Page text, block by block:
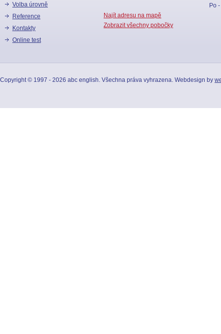
Volba úrovně
reference
kontakty
online test
Najít adresu na mapě
Zobrazit všechny pobočky
Po
Copyright © 1997 - 2026 abc english. Všechna práva vyhrazena. Webdesign by